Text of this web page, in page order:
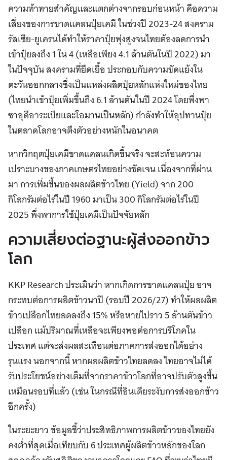
ความท้าทายสำคัญและแตกต่างจากรอบก่อนหน้า คือความ
เสี่ยงของการขาดแคลนปุ๋ยเคมี ในช่วงปี 2023-24 สงคราม
รัสเซีย-ยูเครนได้ทำให้ราคาปุ๋ยพุ่งสูงจนไทยต้องลดการนำ
เข้าปุ๋ยลงถึง 1 ใน 4 (เหลือเพียง 4.1 ล้านตันในปี 2022) มา
ในปัจจุบัน สงครามที่ยืดเยื้อ ประกอบกับความขัดแย้งใน
ตะวันออกกลางซึ่งเป็นแหล่งผลิตปุ๋ยหลักแห่งใหม่ของไทย
(ไทยนำเข้าปุ๋ยเพิ่มขึ้นถึง 6.1 ล้านตันในปี 2024 โดยพึ่งพา
ซาอุดีอาระเบียและโอมานเป็นหลัก) กำลังทำให้อุปทานปุ๋ย
ในตลาดโลกอาจตึงตัวอย่างหนักในอนาคต
หากวิกฤตปุ๋ยเคมีขาดแคลนเกิดขึ้นจริง จะสะท้อนความ
เปราะบางของภาคเกษตรไทยอย่างชัดเจน เนื่องจากที่ผ่าน
มา การเพิ่มขึ้นของผลผลิตข้าวไทย (Yield) จาก 200
กิโลกรัมต่อไร่ในปี 1960 มาเป็น 300 กิโลกรัมต่อไร่ในปี
2025 พึ่งพาการใช้ปุ๋ยเคมีเป็นปัจจัยหลัก
ความเสี่ยงต่อฐานะผู้ส่งออกข้าว
โลก
KKP Research ประเมินว่า หากเกิดการขาดแคลนปุ๋ย อาจ
กระทบต่อการผลิตข้าวนาปี (รอบปี 2026/27) ทำให้ผลผลิต
ข้าวเปลือกไทยลดลงถึง 15% หรือหายไปราว 5 ล้านตันข้าว
เปลือก แม้ปริมาณที่เหลือจะเพียงพอต่อการบริโภคใน
ประเทศ แต่จะส่งผลสะเทือนต่อภาคการส่งออกได้อย่าง
รุนแรง นอกจากนี้ หากผลผลิตข้าวไทยลดลง ไทยอาจไม่ได้
รับประโยชน์อย่างเต็มที่จากราคาข้าวโลกที่อาจปรับตัวสูงขึ้น
เหมือนรอบที่แล้ว (เช่น ในกรณีที่อินเดียระงับการส่งออกข้าว
อีกครั้ง)
ในระยะยาว ข้อมูลชี้ว่าประสิทธิภาพการผลิตข้าวของไทยยัง
คงต่ำที่สุดเมื่อเทียบกับ 6 ประเทศผู้ผลิตข้าวหลักของโลก